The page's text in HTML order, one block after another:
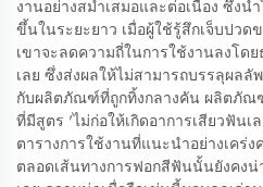
งานอย่างสม่ำเสมอและต่อเนื่อง ซึ่ง
ขึ้นในระยะยาว เมื่อผู้ใช้รู้สึกเจ็บป
เขาจะลดความถี่ในการใช้งานลงโด
เลย ซึ่งส่งผลให้ไม่สามารถบรรลุผลลั
กับผลิตภัณฑ์ที่ถูกทิ้งกลางคัน ผลิตภั
ที่มีสูตร 'ไม่ก่อให้เกิดอาการเสียวฟัน
ตารางการใช้งานที่แนะนำอย่างเคร่
ตลอดเส้นทางการฟอกสีฟันนั้นยังคงน่